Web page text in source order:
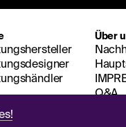
Über
Q&A